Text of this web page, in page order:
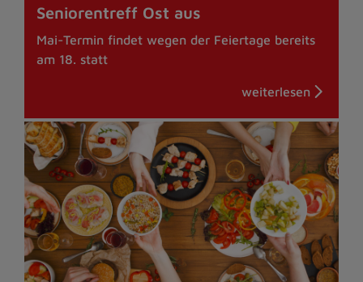
Seniorentreff Ost aus
Mai-Termin findet wegen der Feiertage bereits
am 18. statt